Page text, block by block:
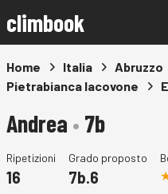
climbook
Home Italia Abruzzo
Pietrabianca Iacovone
Andrea • 7b
Ripetizioni
16
Grado proposto
7b.6